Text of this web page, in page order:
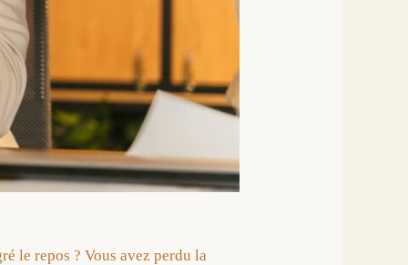
le repos ? Vous avez perdu la